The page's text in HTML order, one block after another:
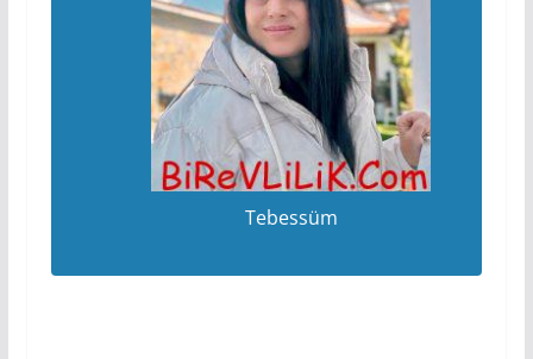
Tebessüm